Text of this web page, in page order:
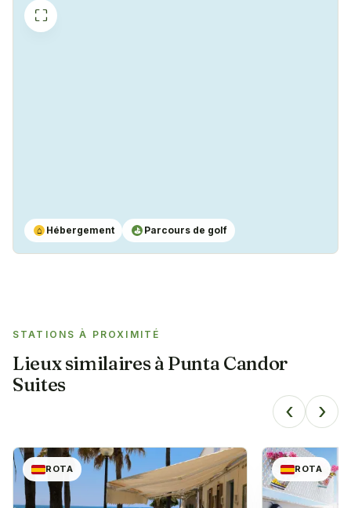
⛶
⌂ Hébergement ⛳ Parcours de golf
STATIONS À PROXIMITÉ
Lieux similaires à Punta Candor
Suites
‹ ›
ROTA ROTA